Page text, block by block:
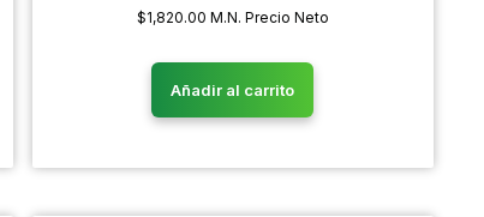
$1,820.00 M.N. Precio Neto
Añadir al carrito